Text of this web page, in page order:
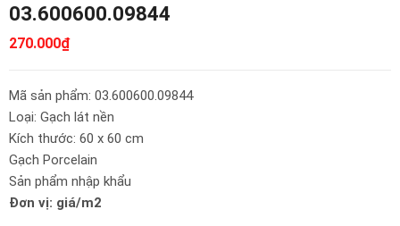
03.600600.09844
270.000₫
Mã sản phẩm: 03.600600.09844
Loại: Gạch lát nền
Kích thước: 60 x 60 cm
Gạch Porcelain
Sản phẩm nhập khẩu
Đơn vị: giá/m2